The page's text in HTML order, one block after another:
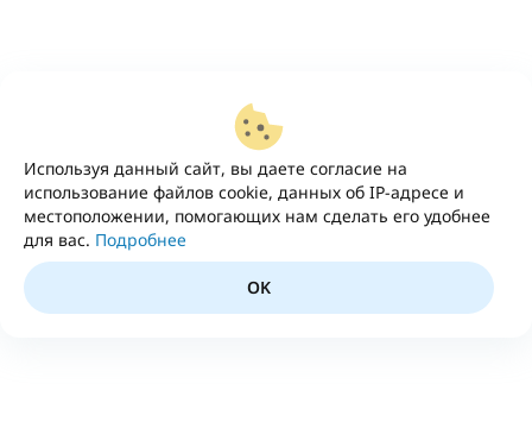
Используя данный сайт, вы даете согласие на
использование файлов cookie, данных об IP-адресе и
местоположении, помогающих нам сделать его удобнее
для вас. Подробнее
OK